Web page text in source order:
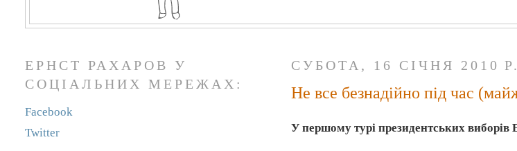
СУБОТА, 16 СІЧНЯ 2010 Р.
Не все безнадійно під час
У першому турі президентських виборів
ЕРНСТ РАХАРОВ У
СОЦІАЛЬНИХ МЕРЕЖАХ:
Facebook
Twitter